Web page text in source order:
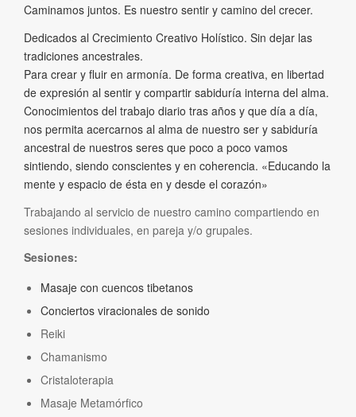
Caminamos juntos. Es nuestro sentir y camino del crecer.
Dedicados al Crecimiento Creativo Holístico. Sin dejar las
tradiciones ancestrales.
Para crear y fluir en armonía. De forma creativa, en libertad
de expresión al sentir y compartir sabiduría interna del alma.
Conocimientos del trabajo diario tras años y que día a día,
nos permita acercarnos al alma de nuestro ser y sabiduría
ancestral de nuestros seres que poco a poco vamos
sintiendo, siendo conscientes y en coherencia. «Educando la
mente y espacio de ésta en y desde el corazón»
Trabajando al servicio de nuestro camino compartiendo en
sesiones individuales, en pareja y/o grupales.
Sesiones:
Masaje con cuencos tibetanos
Conciertos viracionales de sonido
Reiki
Chamanismo
Cristaloterapia
Masaje Metamórfico